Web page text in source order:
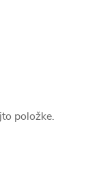
položke.